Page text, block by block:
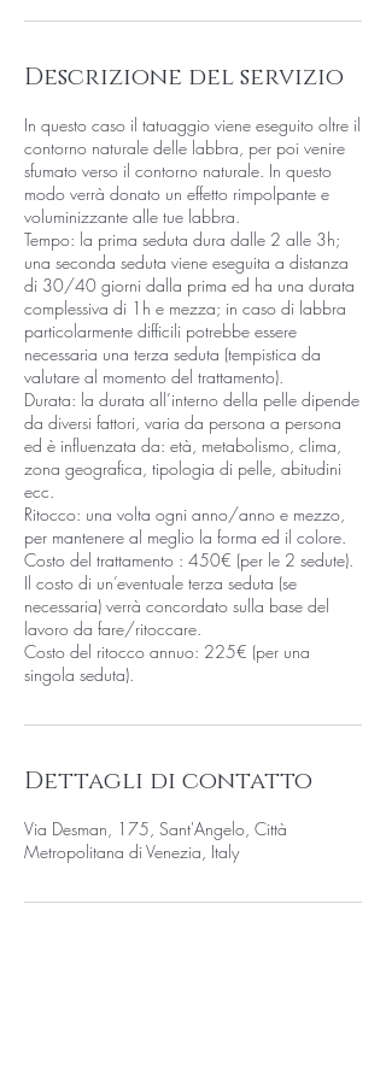
Descrizione del servizio
In questo caso il tatuaggio viene eseguito oltre il
contorno naturale delle labbra, per poi venire
sfumato verso il contorno naturale. In questo
modo verrà donato un effetto rimpolpante e
voluminizzante alle tue labbra.
Tempo: la prima seduta dura dalle 2 alle 3h;
una seconda seduta viene eseguita a distanza
di 30/40 giorni dalla prima ed ha una durata
complessiva di 1h e mezza; in caso di labbra
particolarmente difficili potrebbe essere
necessaria una terza seduta (tempistica da
valutare al momento del trattamento).
Durata: la durata all’interno della pelle dipende
da diversi fattori, varia da persona a persona
ed è influenzata da: età, metabolismo, clima,
zona geografica, tipologia di pelle, abitudini
ecc.
Ritocco: una volta ogni anno/anno e mezzo,
per mantenere al meglio la forma ed il colore.
Costo del trattamento : 450€ (per le 2 sedute).
Il costo di un’eventuale terza seduta (se
necessaria) verrà concordato sulla base del
lavoro da fare/ritoccare.
Costo del ritocco annuo: 225€ (per una
singola seduta).
Dettagli di contatto
Via Desman, 175, Sant'Angelo, Città
Metropolitana di Venezia, Italy